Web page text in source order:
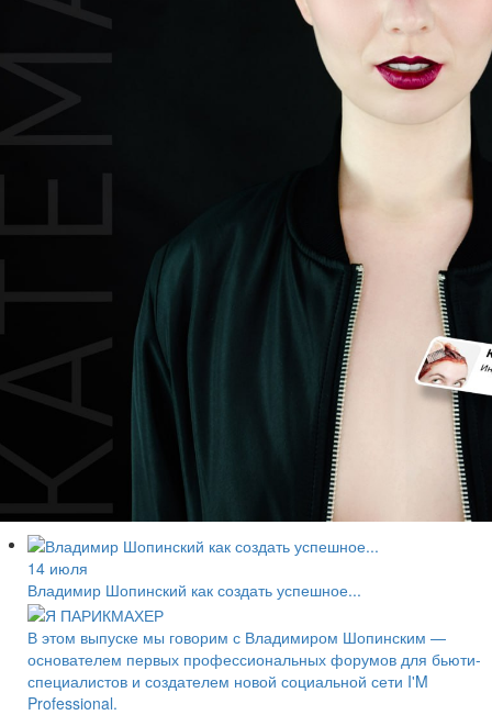
14 июля
Владимир Шопинский как создать успешное...
В этом выпуске мы говорим с Владимиром Шопинским —
основателем первых профессиональных форумов для бьюти-
специалистов и создателем новой социальной сети I'M
Professional.